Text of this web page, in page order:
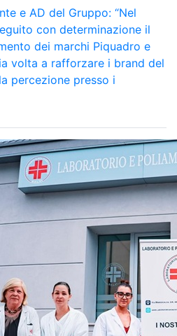
e AD del Gruppo: “Nel
con determinazione il
dei marchi Piquadro e
volta a rafforzare i brand del
percezione presso i